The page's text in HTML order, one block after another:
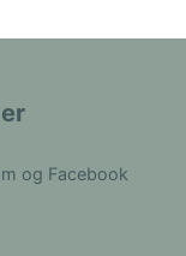
og Facebook